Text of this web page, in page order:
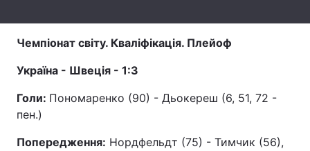
Тема оформлення
Чемпіонат світу. Кваліфікація. Плейоф
Україна - Швеція - 1:3
Голи: Пономаренко (90) - Дьокереш (6, 51, 72 -
пен.)
Попередження: Нордфельдт (75) - Тимчик (56),